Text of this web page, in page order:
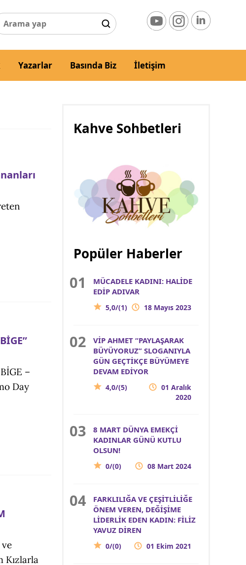
Yazarlar Basında Biz İletişim
–
Day
Kızlarla
Kahve Sohbetleri
Popüler Haberler
MÜCADELE KADINI: HALİDE
EDİP ADIVAR
5,0/(1) 18 Mayıs 2023
VİP AHMET “PAYLAŞARAK
BÜYÜYORUZ” SLOGANIYLA
GÜN GEÇTİKÇE BÜYÜMEYE
DEVAM EDİYOR
4,0/(5)
01 Aralık
2020
8 MART DÜNYA EMEKÇİ
KADINLAR GÜNÜ KUTLU
OLSUN!
0/(0) 08 Mart 2024
FARKLILIĞA VE ÇEŞİTLİLİĞE
ÖNEM VEREN, DEĞİŞİME
LİDERLİK EDEN KADIN: FİLİZ
YAVUZ DİREN
0/(0) 01 Ekim 2021